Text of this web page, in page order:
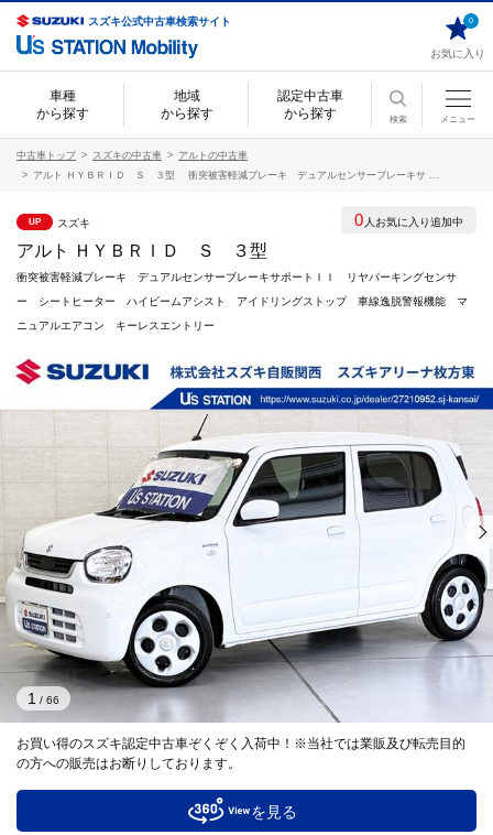
スズキ公式中古車検索サイト
お気に入り
0
車種
から探す
地域
から探す
認定中古車
から探す
検索 メニュー
中古車トップ スズキの中古車
アルトの中古車
アルト ＨＹＢＲＩＤ Ｓ ３型 衝突被害軽減ブレーキ デュアルセンサーブレーキサ ...
UP スズキ
アルト ＨＹＢＲＩＤ Ｓ ３型
衝突被害軽減ブレーキ デュアルセンサーブレーキサポートＩＩ リヤパーキングセンサ
ー シートヒーター ハイビームアシスト アイドリングストップ 車線逸脱警報機能 マ
ニュアルエアコン キーレスエントリー
お買い得のスズキ認定中古車ぞくぞく入荷中！※当社では業販及び転売目的
の方への販売はお断りしております。
1 / 66
を見る
0 人お気に入り追加中